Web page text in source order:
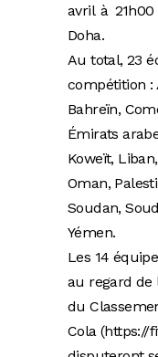
avril à
Doha.
Au total, 23
compétition :
Bahreïn,
Émirats
Koweït,
Oman,
Soudan,
Yémen.
Les 14
au regard de
du
Cola (https://